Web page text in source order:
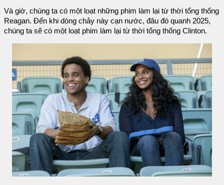
Và giờ, chúng ta có một loạt những phim làm lại từ thời tổng thống
Reagan. Đến khi dòng chảy này cạn nước, đâu đó quanh 2025,
chúng ta sẽ có một loạt phim làm lại từ thời tổng thống Clinton.